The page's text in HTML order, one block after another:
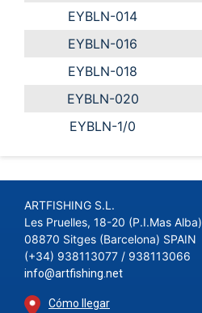
EYBLN-014
EYBLN-016
EYBLN-018
EYBLN-020
EYBLN-1/0
ARTFISHING S.L.
Les Pruelles, 18-20 (P.I.Mas Alba)
08870 Sitges (Barcelona) SPAIN
(+34) 938113077 / 938113066
info@artfishing.net
Cómo llegar